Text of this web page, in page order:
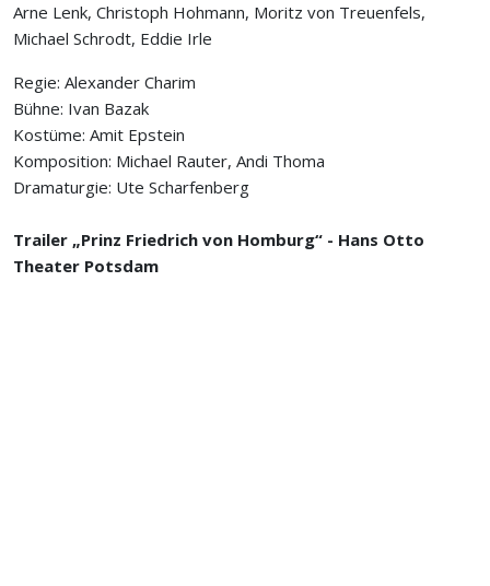
Arne Lenk, Christoph Hohmann, Moritz von Treuenfels,
Michael Schrodt, Eddie Irle
Regie: Alexander Charim
Bühne: Ivan Bazak
Kostüme: Amit Epstein
Komposition: Michael Rauter, Andi Thoma
Dramaturgie: Ute Scharfenberg
Trailer „Prinz Friedrich von Homburg“ - Hans Otto
Theater Potsdam